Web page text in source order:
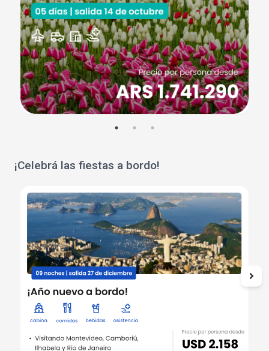
¡Celebrá las fiestas a bordo!